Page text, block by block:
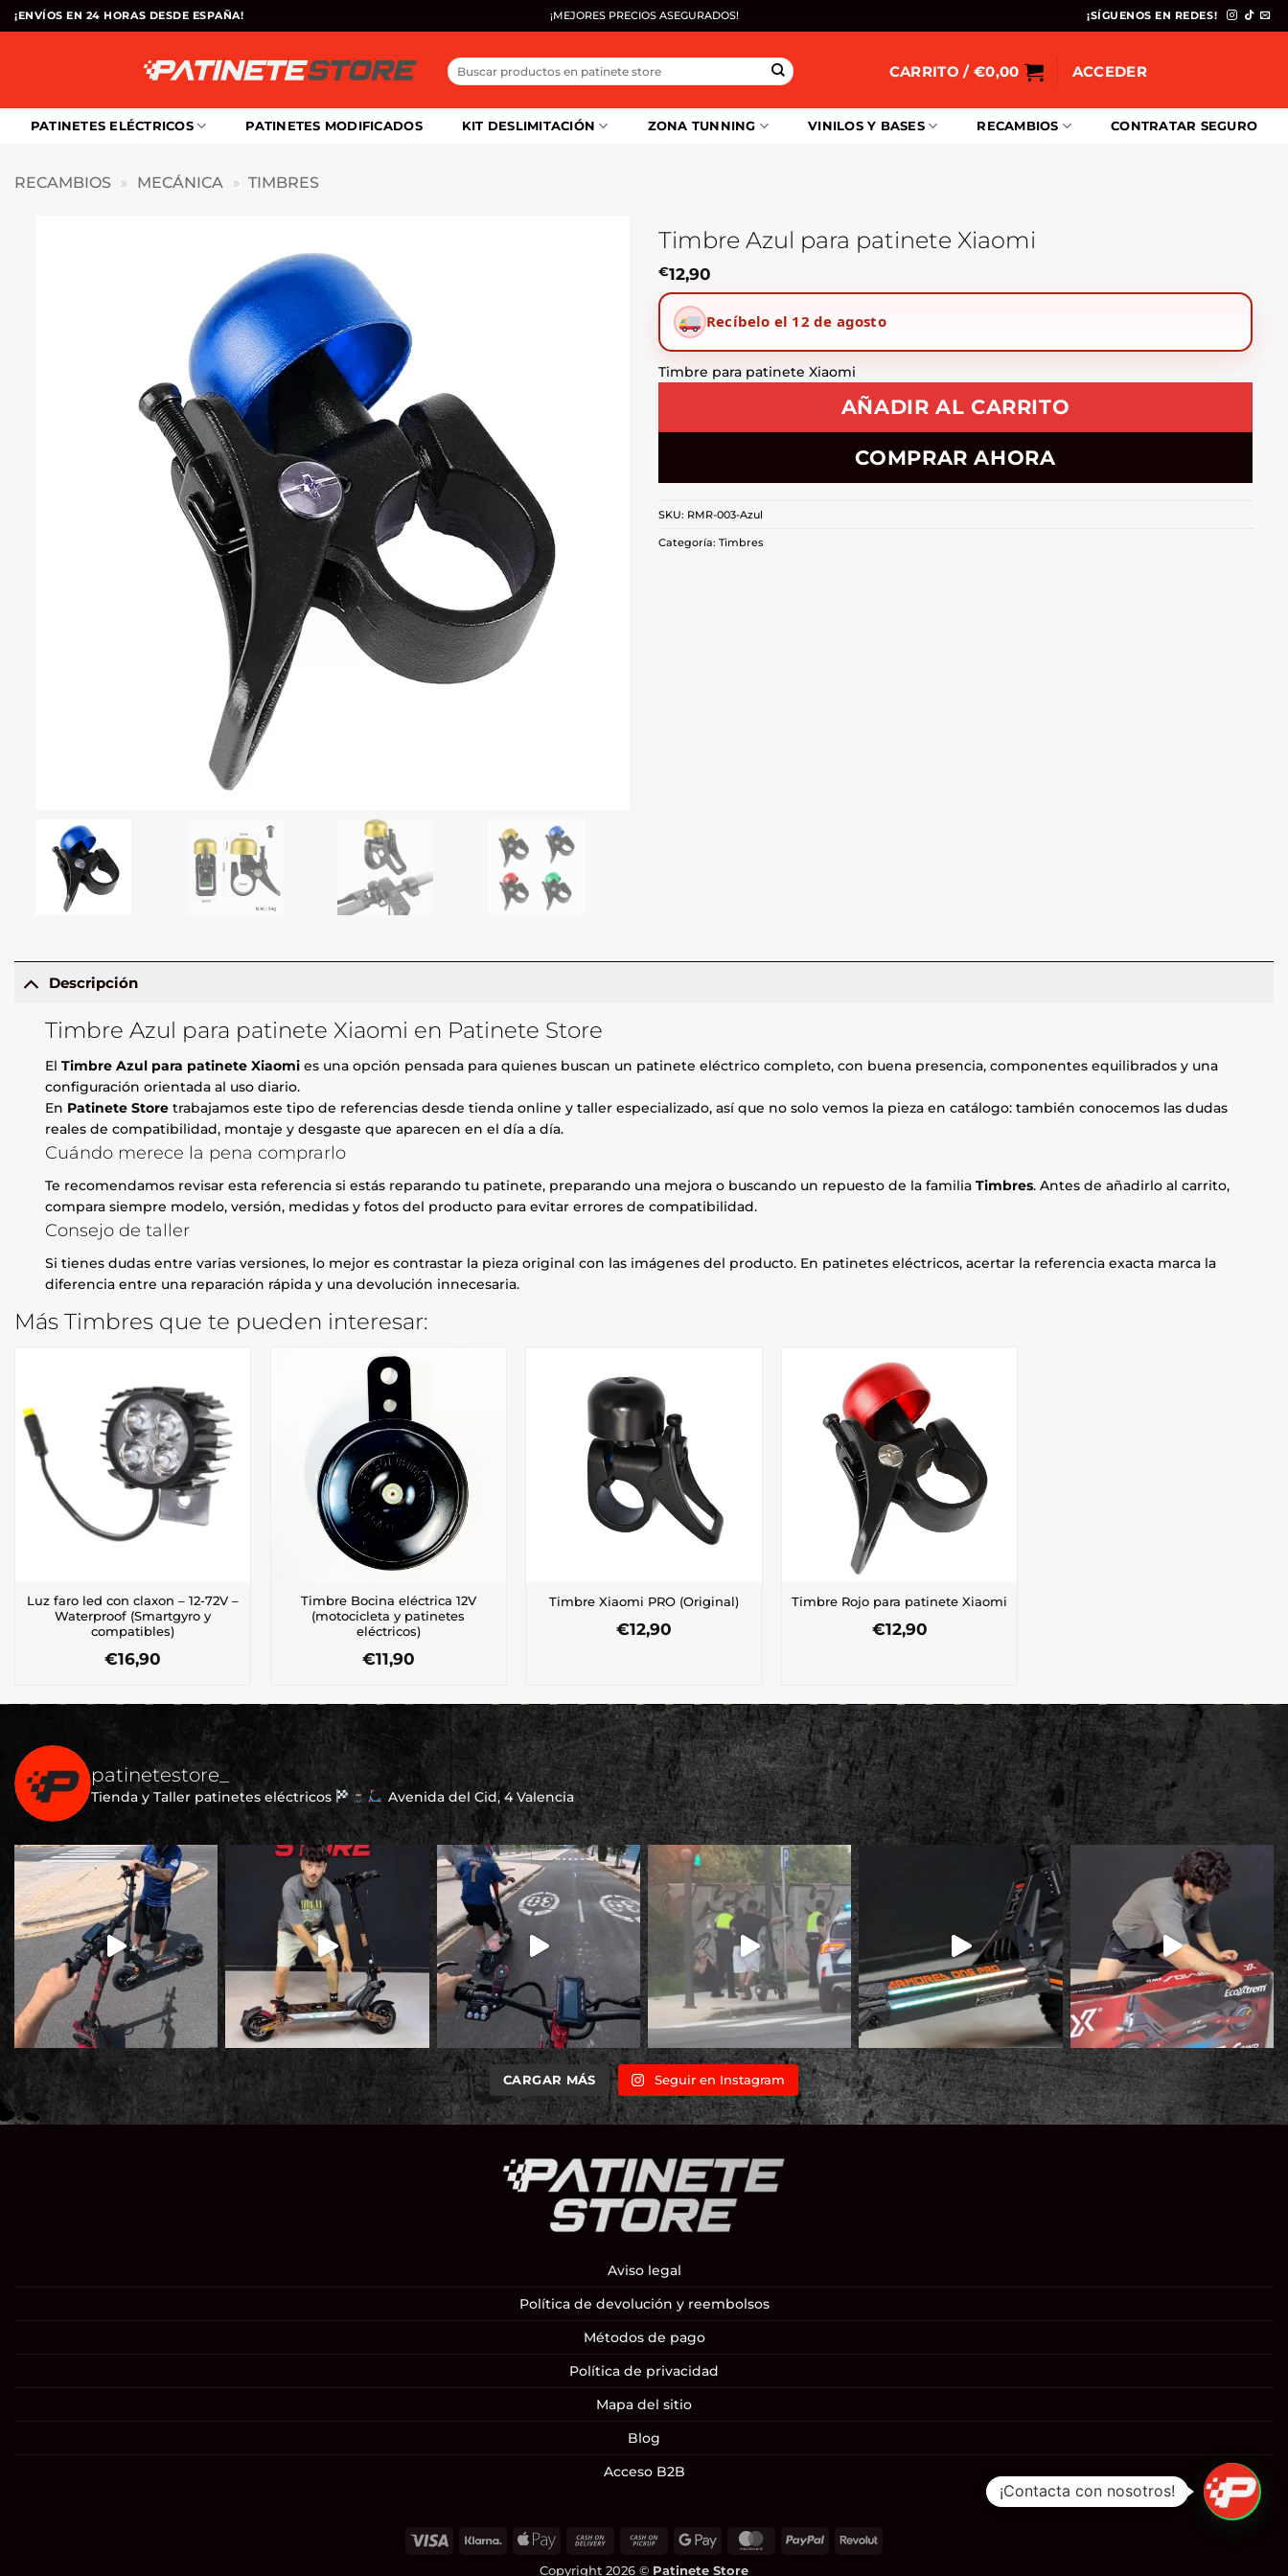
Saltar
al
¡ENVÍOS EN 24 HORAS DESDE ESPAÑA! ¡MEJORES PRECIOS ASEGURADOS! ¡SÍGUENOS EN REDES!
Buscar
por:
CARRITO / €0,00 ACCEDER
PATINETES ELÉCTRICOS PATINETES MODIFICADOS KIT DESLIMITACIÓN ZONA TUNNING VINILOS Y BASES RECAMBIOS CONTRATAR SEGURO
RECAMBIOS » MECÁNICA » TIMBRES
Timbre Azul para patinete Xiaomi
€12,90
Recíbelo el 12 de agosto
Timbre para patinete Xiaomi
AÑADIR AL CARRITO
COMPRAR AHORA
SKU: RMR-003-Azul
Categoría: Timbres
Descripción
Timbre Azul para patinete Xiaomi en Patinete Store
ElTimbre Azul para patinete Xiaomi es una opción pensada para quienes buscan un patinete eléctrico completo, con buena presencia, componentes equilibrados y una
configuración orientada al uso diario.
En Patinete Store trabajamos este tipo de referencias desde tienda online y taller especializado, así que no solo vemos la pieza en catálogo: también conocemos las dudas
reales de compatibilidad, montaje y desgaste que aparecen en el día a día.
Cuándo merece la pena comprarlo
Te recomendamos revisar esta referencia si estás reparando tu patinete, preparando una mejora o buscando un repuesto de la familiaTimbres. Antes de añadirlo al carrito,
compara siempre modelo, versión, medidas y fotos del producto para evitar errores de compatibilidad.
Consejo de taller
Si tienes dudas entre varias versiones, lo mejor es contrastar la pieza original con las imágenes del producto. En patinetes eléctricos, acertar la referencia exacta marca la
diferencia entre una reparación rápida y una devolución innecesaria.
Más Timbres que te pueden interesar:
Luz faro led con claxon – 12-72V –
Waterproof (Smartgyro y
compatibles)
€16,90
Timbre Bocina eléctrica 12V
(motocicleta y patinetes
eléctricos)
€11,90
Timbre Xiaomi PRO (Original)
€12,90
Timbre Rojo para patinete Xiaomi
€12,90
patinetestore_
Tienda y Taller patinetes eléctricos Avenida del Cid, 4 Valencia
CARGAR MÁS Seguir en Instagram
Aviso legal
Política de devolución y reembolsos
Métodos de pago
Política de privacidad
Mapa del sitio
Blog
Acceso B2B
Visa Klarna
Apple
Cash
Cash
Google
MasterCardPayPal Revolut
Copyright 2026 © Patinete Store
¡Contacta con nosotros!
1